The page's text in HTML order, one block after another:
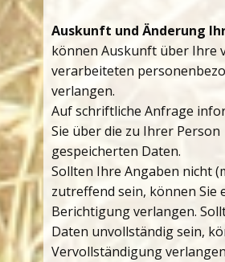
Auskunft und Änderung
können Auskunft über Ihre
verarbeiteten
verlangen.
Auf schriftliche Anfrage
Sie über die zu Ihrer Person
gespeicherten Daten.
Sollten Ihre Angaben nicht
zutreffend sein, können Sie
Berichtigung verlangen.
Daten unvollständig sein,
Vervollständigung